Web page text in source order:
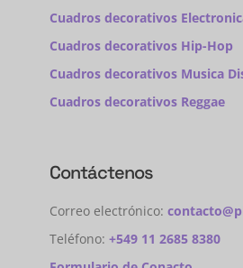
Cuadros decorativos
Cuadros decorativos Hip-Hop
Cuadros decorativos Musica
Cuadros decorativos Reggae
Contáctenos
Correo electrónico:
Teléfono: +549 11 2685 8380